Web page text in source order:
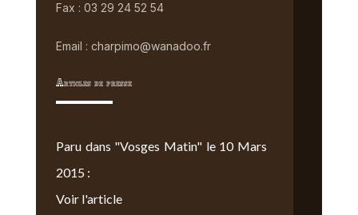
Fax : 03 29 24 52 54
Email : charpimo@wanadoo.fr
Articles de presse
Paru dans "Vosges Matin" le 10 Mars
2015 :
Voir l'article